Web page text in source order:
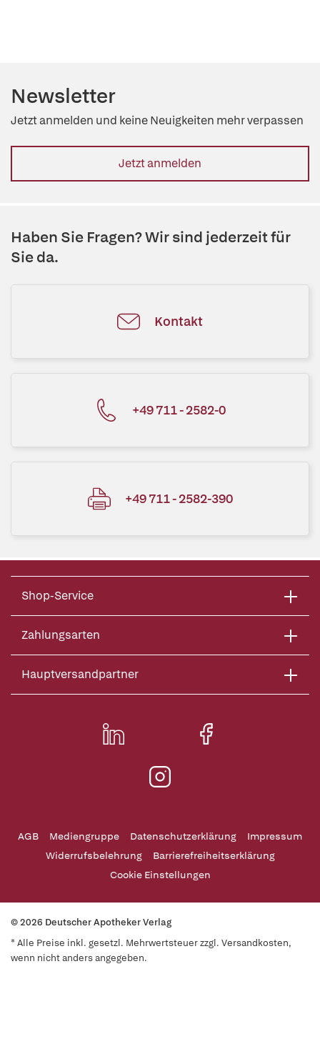
Newsletter
Jetzt anmelden und keine Neuigkeiten mehr verpassen
Jetzt anmelden
Haben Sie Fragen? Wir sind jederzeit für
Sie da.
Kontakt
+49 711 - 2582-0
+49 711 - 2582-390
Shop-Service
Zahlungsarten
Hauptversandpartner
AGB Mediengruppe Datenschutzerklärung
Impressum
Widerrufsbelehrung
Barrierefreiheitserklärung
Cookie Einstellungen
© 2026 Deutscher Apotheker Verlag
* Alle Preise inkl. gesetzl. Mehrwertsteuer zzgl. Versandkosten,
wenn nicht anders angegeben.